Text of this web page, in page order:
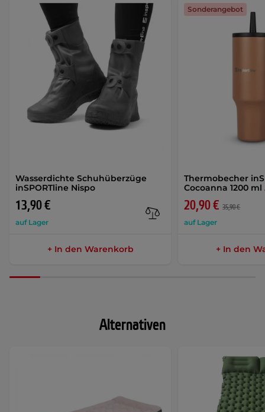
Wasserdichte Schuhüberzüge
inSPORTline Nispo
13,90 €
auf Lager
+ In den Warenkorb
Thermobecher
Cocoanna 1200 ml
20,90 € 35,90 €
auf Lager
Sonderangebot
+ In den
Alternativen